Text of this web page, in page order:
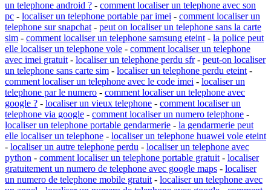
un telephone android ? - comment localiser un telephone avec son
pc - localiser un telephone portable par imei - comment localiser un
telephone sur snapchat - peut on localiser un telephone sans la carte
sim - comment localiser un telephone samsung eteint - la police peut
elle localiser un telephone vole - comment localiser un telephone
avec imei gratuit - localiser un telephone perdu sfr- peut-on localiser
un telephone sans carte sim - localiser un telephone perdu eteint -
comment localiser un telephone avec le code imei - localiser un
telephone par le numero - comment localiser un telephone avec
google ? - localiser un vieux telephone - comment localiser un
telephone via google - comment localiser un numero telephone -
localiser un telephone portable gendarmerie - la gendarmerie peut
elle localiser un telephone - localiser un telephone huawei vole eteint
- localiser un autre telephone perdu - localiser un telephone avec
python - comment localiser un telephone portable gratuit - localiser
gratuitement un numero de telephone avec google maps - localiser
un numero de telephone mobile gratuit - localiser un telephone avec